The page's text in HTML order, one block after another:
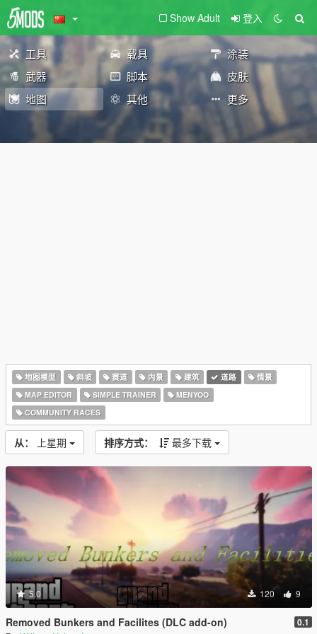
Show Adult 登入
工具 载具
涂装
武器
脚本
皮肤
地图
其他 更多
地图模型 斜坡 赛道 内景 建筑 道路
情景
MAP EDITOR
SIMPLE TRAINER
MENYOO
COMMUNITY RACES
从： 上星期 排序方式： 最多下载
5.0 120 9
Removed Bunkers and Facilites (DLC add-on) 0.1